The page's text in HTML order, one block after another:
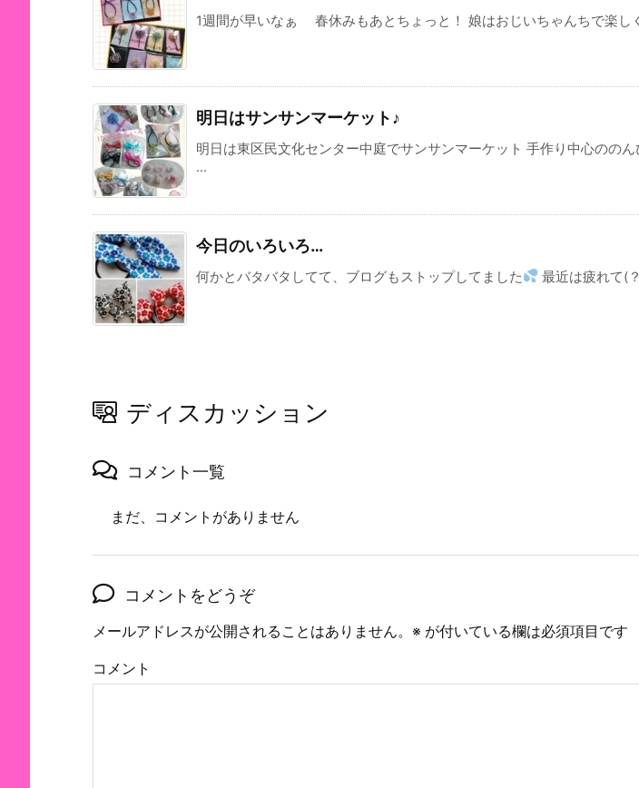
1週間が早いなぁ 春休みもあとちょっと！ 娘はおじいちゃんちで楽し
明日はサンサンマーケット♪
明日は東区民文化センター中庭でサンサンマーケット 手作り中心ののん
...
今日のいろいろ…
何かとバタバタしてて、ブログもストップしてました 最近は疲れて(
ディスカッション
コメント一覧
まだ、コメントがありません
コメントをどうぞ
メールアドレスが公開されることはありません。 ※ が付いている欄は必須項目です
コメント